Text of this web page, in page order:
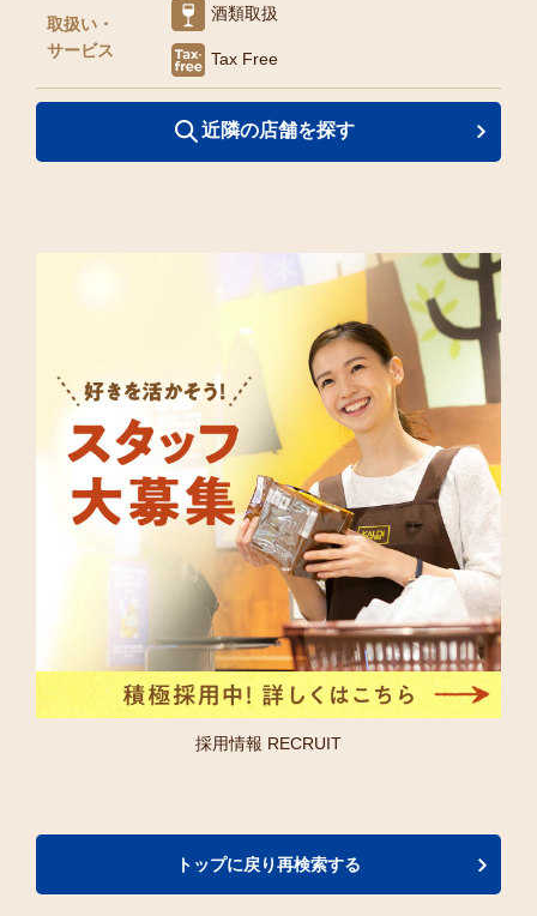
取扱い・
サービス
酒類取扱
Tax Free
採用情報 RECRUIT
トップに戻り再検索する